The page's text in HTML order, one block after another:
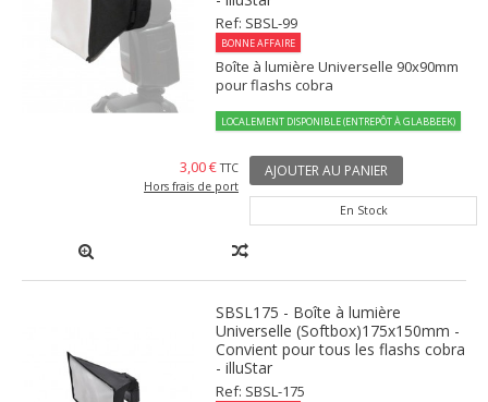
Ref: SBSL-99
BONNE AFFAIRE
Boîte à lumière Universelle 90x90mm
pour flashs cobra
LOCALEMENT DISPONIBLE (ENTREPÔT À GLABBEEK)
3,00 € TTC
Hors frais de port
AJOUTER AU PANIER
En Stock
SBSL175 - Boîte à lumière
Universelle (Softbox)175x150mm -
Convient pour tous les flashs cobra
- illuStar
Ref: SBSL-175